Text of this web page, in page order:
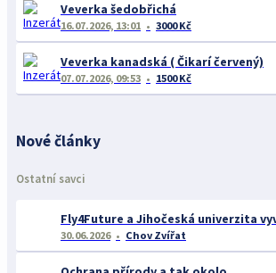
Veverka šedobřichá
16.07.2026, 13:01 3000 Kč
Veverka kanadská ( Čikarí červený)
07.07.2026, 09:53 1500 Kč
Nové články
Ostatní savci
30.06.2026 Chov Zvířat